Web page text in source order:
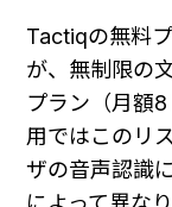
Tactiqの無料
が、無制限の
プラン（月額
用ではこのリ
ザの音声認識